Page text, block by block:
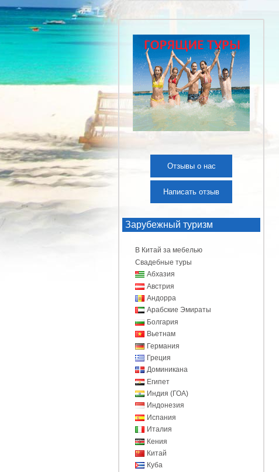
Отзывы о нас
Написать отзыв
Зарубежный туризм
В Китай за мебелью
Свадебные туры
Абхазия
Австрия
Андорра
Арабские Эмираты
Болгария
Вьетнам
Германия
Греция
Доминикана
Египет
Индия (ГОА)
Индонезия
Испания
Италия
Кения
Китай
Куба